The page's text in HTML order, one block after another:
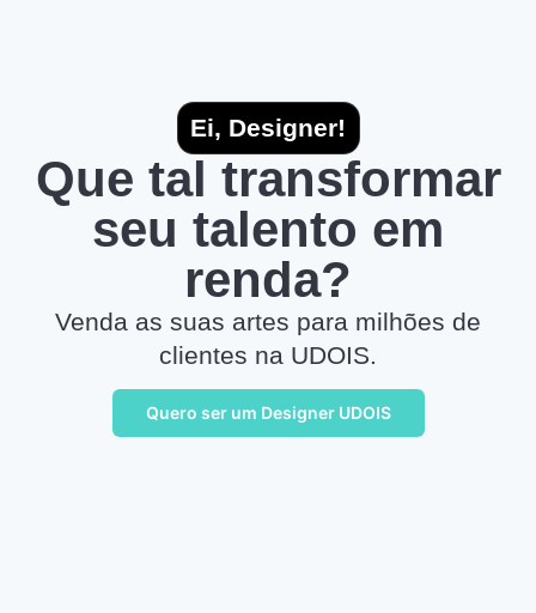
Ei, Designer!
Que tal transformar
seu talento em
renda?
Venda as suas artes para milhões de
clientes na UDOIS.
Quero ser um Designer UDOIS